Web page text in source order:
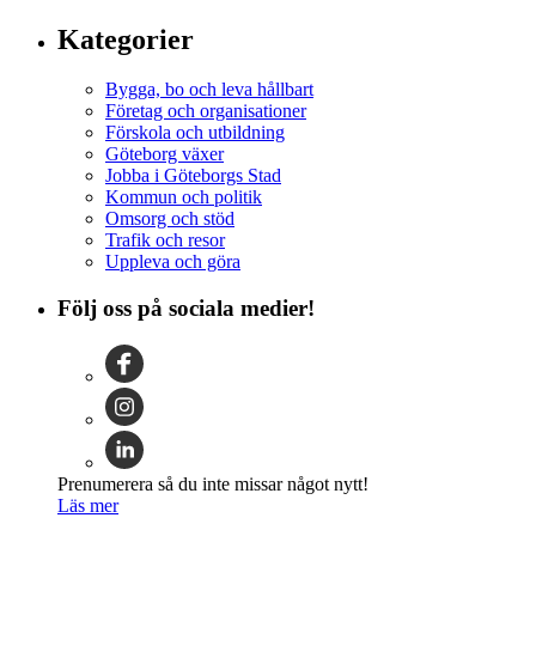
Kategorier
Bygga, bo och leva hållbart
Företag och organisationer
Förskola och utbildning
Göteborg växer
Jobba i Göteborgs Stad
Kommun och politik
Omsorg och stöd
Trafik och resor
Uppleva och göra
Följ oss på sociala medier!
Prenumerera så du inte missar något nytt!
Läs mer